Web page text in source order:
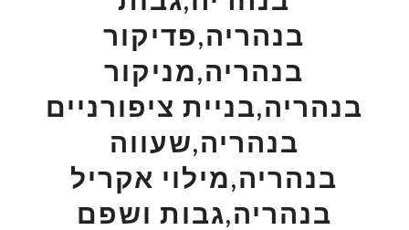
בנהריה,פדיקור
בנהריה,מניקור
בנהריה,בניית ציפורניים
בנהריה,שעווה
בנהריה,מילוי אקריל
בנהריה,גבות ושפם